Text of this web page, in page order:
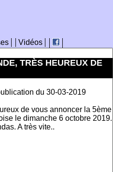
Vidéos
TRÈS HEUREUX DE
du 30-03-2019
de vous annoncer la 5ème
le dimanche 6 octobre 2019.
A très vite..